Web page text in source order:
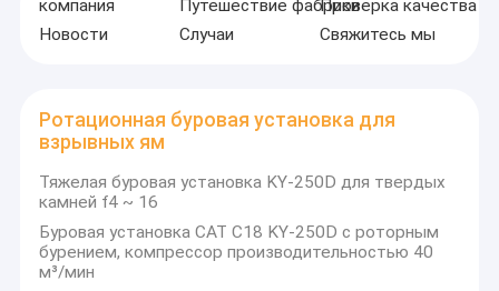
компания Путешествие фабрикиПроверка качества
Новости
Случаи Свяжитесь мы
Ротационная буровая установка для
взрывных ям
Тяжелая буровая установка KY-250D для твердых
камней f4 ~ 16
Буровая установка CAT C18 KY-250D с роторным
бурением, компрессор производительностью 40
м³/мин